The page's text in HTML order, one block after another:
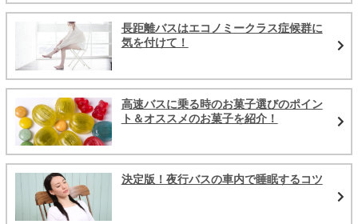
長距離バスはエコノミークラス症候群に
気を付けて！
高速バスに乗る時のお菓子選びのポイン
ト＆オススメのお菓子を紹介！
決定版！夜行バスの車内で睡眠するコツ